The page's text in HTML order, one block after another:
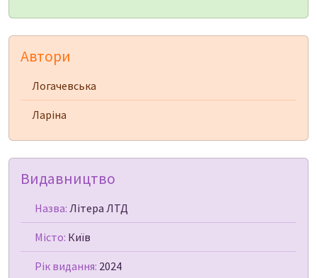
Автори
Логачевська
Ларіна
Видавництво
Назва: Літера ЛТД
Місто: Київ
Рік видання: 2024